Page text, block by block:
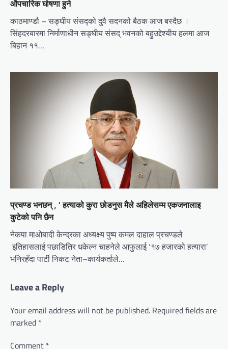
औपचारिक घोषणा हुने
काठमाण्डौ – सङ्घीय संसद्को दुवै सदनको बैठक आज बस्दैछ ।
सिंहदरबारमा निर्माणाधीन सङ्घीय संसद् भवनको बहुउद्देश्यीय हलमा आज
बिहान ११…
प्रचण्ड भनछन् , ‘ हत्याको कुरा छोडनुस मैले अहिलेसम्म एकजनालाइ
कुटेको पनि छैन
नेकपा माओबादी केन्द्रका अध्यक्ष्य पुष्प कमल दाहाल प्रचण्डले
इतिहासलाई पछाडितिर धकेल्न चाहनेले आफुलाई ‘१७ हजारको हत्यारा’
भनिरहँदा पार्टी निकट नेता–कार्यकर्ताले…
Leave a Reply
Your email address will not be published. Required fields are
marked *
Comment *